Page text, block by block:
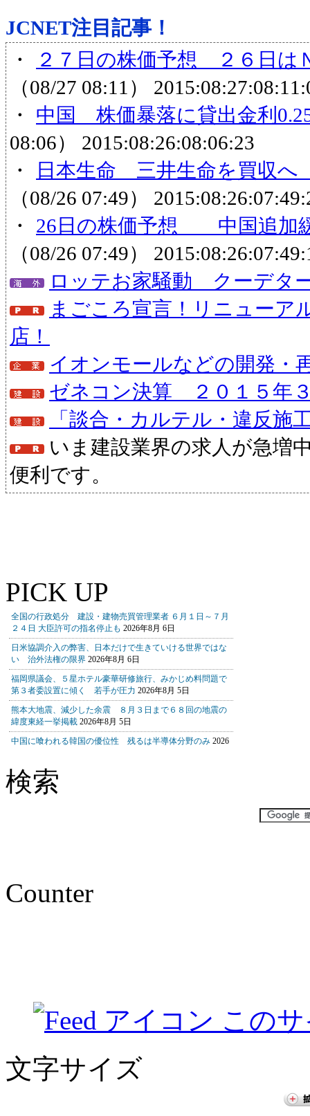
JCNET注目記事！
・
２７日の株価予想 ２６日は
（08/27 08:11）
・ 中国 株価暴落に貸出金利
08:06） 2015:08:26:08:06:23
・
日本生命 三井生命を買収へ
（08/26 07:49）
・ 26日の株価予想 中国追加
（08/26 07:49）
ロッテお家騒動 クーデタ
まごころ宣言！リニューア
店！
イオンモールなどの開発・
ゼネコン決算 ２０１５年
「談合・カルテル・違反施
いま建設業界の求人が急増
便利です。
PICK UP
検索
Counter
この
文字サイズ